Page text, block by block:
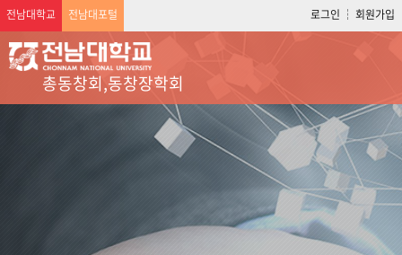
전남대학교 전남대포털 로그인 회원가입
총동창회,동창장학회